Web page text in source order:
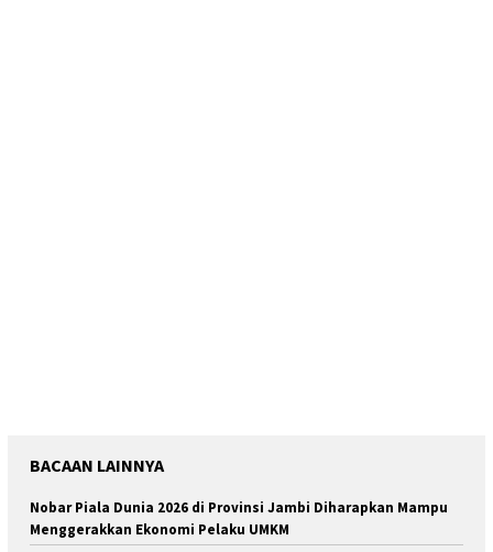
BACAAN LAINNYA
Nobar Piala Dunia 2026 di Provinsi Jambi Diharapkan Mampu
Menggerakkan Ekonomi Pelaku UMKM